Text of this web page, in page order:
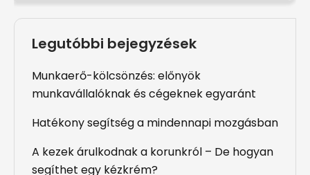
Legutóbbi bejegyzések
Munkaerő-kölcsönzés: előnyök
munkavállalóknak és cégeknek egyaránt
Hatékony segítség a mindennapi mozgásban
A kezek árulkodnak a korunkról – De hogyan
segíthet egy kézkrém?